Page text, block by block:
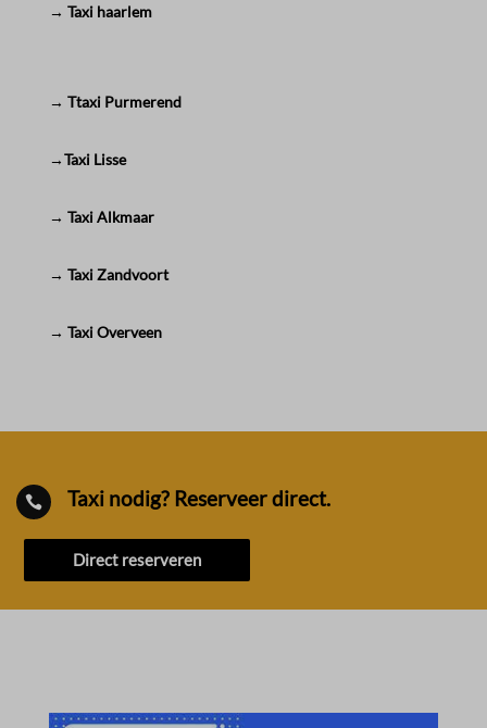
→ Taxi haarlem
→ Ttaxi Purmerend
→Taxi Lisse
→ Taxi Alkmaar
→ Taxi Zandvoort
→ Taxi Overveen
 Taxi nodig? Reserveer direct.
Direct reserveren